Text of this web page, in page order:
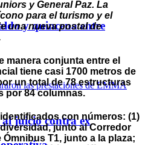
y quincena entre
al juicio contra ex
y General Paz. La
para el turismo y el
una nueva postal de
manera conjunta entre el
tiene casi 1700 metros de
un total de 78 estructuras
por 84 columnas.
con números: (1)
junto al Corredor
T1, junto a la plaza;